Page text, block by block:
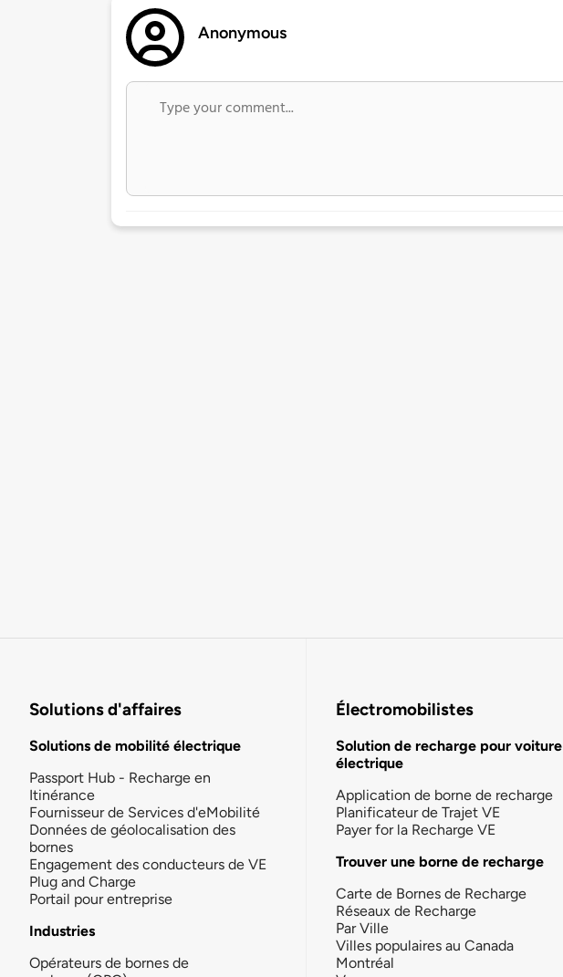
Anonymous
Solutions d'affaires
Solutions de mobilité électrique
Passport Hub - Recharge en
Itinérance
Fournisseur de Services d'eMobilité
Données de géolocalisation des
bornes
Engagement des conducteurs de VE
Plug and Charge
Portail pour entreprise
Industries
Opérateurs de bornes de
Électromobilistes
Solution de recharge pour voiture
électrique
Application de borne de recharge
Planificateur de Trajet VE
Payer for la Recharge VE
Trouver une borne de recharge
Carte de Bornes de Recharge
Réseaux de Recharge
Par Ville
Villes populaires au Canada
Montréal